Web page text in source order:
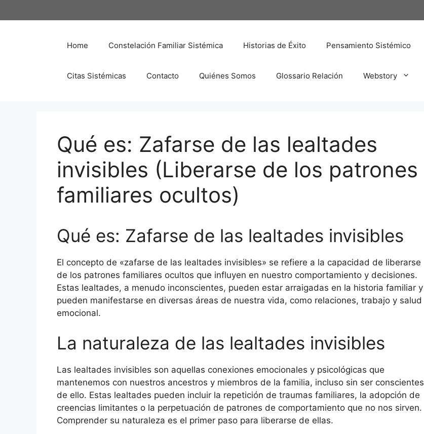
al
Home Constelación Familiar Sistémica Historias de Éxito Pensamiento Sistémico
Citas Sistémicas Contacto Quiénes Somos Glossario Relación Webstory
Qué es: Zafarse de las lealtades
invisibles (Liberarse de los patrones
familiares ocultos)
Qué es: Zafarse de las lealtades invisibles
El concepto de «zafarse de las lealtades invisibles» se refiere a la capacidad de liberarse
de los patrones familiares ocultos que influyen en nuestro comportamiento y decisiones.
Estas lealtades, a menudo inconscientes, pueden estar arraigadas en la historia familiar y
pueden manifestarse en diversas áreas de nuestra vida, como relaciones, trabajo y salud
emocional.
La naturaleza de las lealtades invisibles
Las lealtades invisibles son aquellas conexiones emocionales y psicológicas que
mantenemos con nuestros ancestros y miembros de la familia, incluso sin ser conscientes
de ello. Estas lealtades pueden incluir la repetición de traumas familiares, la adopción de
creencias limitantes o la perpetuación de patrones de comportamiento que no nos sirven.
Comprender su naturaleza es el primer paso para liberarse de ellas.